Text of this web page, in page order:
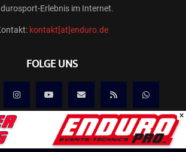
Erlebnis im Internet.
kontakt[at]enduro.de
FOLGE UNS
×